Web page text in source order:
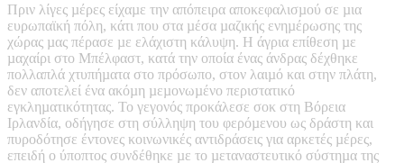
Πριν λίγες µέρες είχαµε την απόπειρα αποκεφαλισµού σε µια
ευρωπαϊκή πόλη, κάτι που στα µέσα µαζικής ενηµέρωσης της
χώρας µας πέρασε µε ελάχιστη κάλυψη. Η άγρια επίθεση µε
µαχαίρι στο Μπέλφαστ, κατά την οποία ένας άνδρας δέχθηκε
πολλαπλά χτυπήµατα στο πρόσωπο, στον λαιµό και στην πλάτη,
δεν αποτελεί ένα ακόµη µεµονωµένο περιστατικό
εγκληµατικότητας. Το γεγονός προκάλεσε σοκ στη Βόρεια
Ιρλανδία, οδήγησε στη σύλληψη του φερόµενου ως δράστη και
πυροδότησε έντονες κοινωνικές αντιδράσεις για αρκετές µέρες,
επειδή ο ύποπτος συνδέθηκε µε το µεταναστευτικό σύστηµα της